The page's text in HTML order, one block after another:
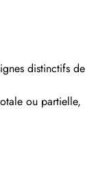
distinctifs de
ou partielle,